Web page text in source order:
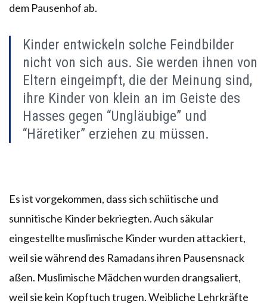
dem Pausenhof ab.
Kinder entwickeln solche Feindbilder
nicht von sich aus. Sie werden ihnen von
Eltern eingeimpft, die der Meinung sind,
ihre Kinder von klein an im Geiste des
Hasses gegen “Ungläubige” und
“Häretiker” erziehen zu müssen.
Es ist vorgekommen, dass sich schiitische und
sunnitische Kinder bekriegten. Auch säkular
eingestellte muslimische Kinder wurden attackiert,
weil sie während des Ramadans ihren Pausensnack
aßen. Muslimische Mädchen wurden drangsaliert,
weil sie kein Kopftuch trugen. Weibliche Lehrkräfte